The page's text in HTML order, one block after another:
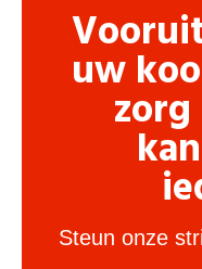
uw
Steun onze